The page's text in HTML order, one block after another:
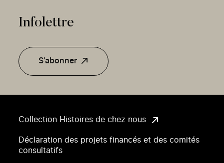
Collection Histoires de chez nous
Déclaration des projets financés et des comités
consultatifs
Infolettre
S'abonner